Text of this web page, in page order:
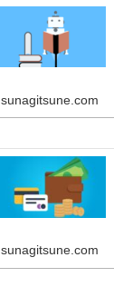
sunagitsune.com
sunagitsune.com